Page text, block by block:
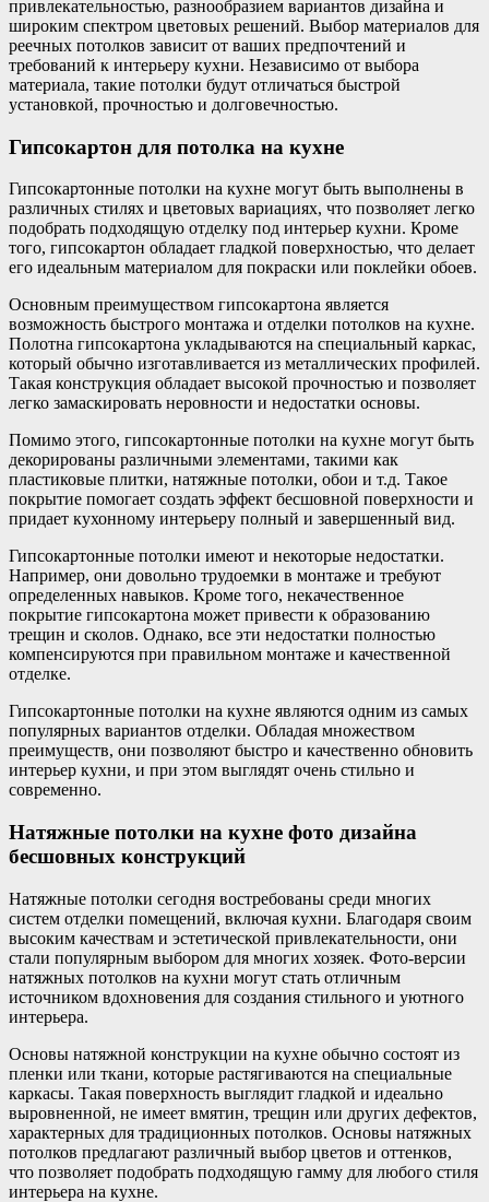
привлекательностью, разнообразием вариантов дизайна и
широким спектром цветовых решений. Выбор материалов для
реечных потолков зависит от ваших предпочтений и
требований к интерьеру кухни. Независимо от выбора
материала, такие потолки будут отличаться быстрой
установкой, прочностью и долговечностью.
Гипсокартон для потолка на кухне
Гипсокартонные потолки на кухне могут быть выполнены в
различных стилях и цветовых вариациях, что позволяет легко
подобрать подходящую отделку под интерьер кухни. Кроме
того, гипсокартон обладает гладкой поверхностью, что делает
его идеальным материалом для покраски или поклейки обоев.
Основным преимуществом гипсокартона является
возможность быстрого монтажа и отделки потолков на кухне.
Полотна гипсокартона укладываются на специальный каркас,
который обычно изготавливается из металлических профилей.
Такая конструкция обладает высокой прочностью и позволяет
легко замаскировать неровности и недостатки основы.
Помимо этого, гипсокартонные потолки на кухне могут быть
декорированы различными элементами, такими как
пластиковые плитки, натяжные потолки, обои и т.д. Такое
покрытие помогает создать эффект бесшовной поверхности и
придает кухонному интерьеру полный и завершенный вид.
Гипсокартонные потолки имеют и некоторые недостатки.
Например, они довольно трудоемки в монтаже и требуют
определенных навыков. Кроме того, некачественное
покрытие гипсокартона может привести к образованию
трещин и сколов. Однако, все эти недостатки полностью
компенсируются при правильном монтаже и качественной
отделке.
Гипсокартонные потолки на кухне являются одним из самых
популярных вариантов отделки. Обладая множеством
преимуществ, они позволяют быстро и качественно обновить
интерьер кухни, и при этом выглядят очень стильно и
современно.
Натяжные потолки на кухне фото дизайна
бесшовных конструкций
Натяжные потолки сегодня востребованы среди многих
систем отделки помещений, включая кухни. Благодаря своим
высоким качествам и эстетической привлекательности, они
стали популярным выбором для многих хозяек. Фото-версии
натяжных потолков на кухни могут стать отличным
источником вдохновения для создания стильного и уютного
интерьера.
Основы натяжной конструкции на кухне обычно состоят из
пленки или ткани, которые растягиваются на специальные
каркасы. Такая поверхность выглядит гладкой и идеально
выровненной, не имеет вмятин, трещин или других дефектов,
характерных для традиционных потолков. Основы натяжных
потолков предлагают различный выбор цветов и оттенков,
что позволяет подобрать подходящую гамму для любого стиля
интерьера на кухне.